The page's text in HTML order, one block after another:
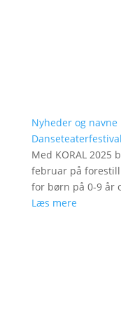
Nyheder og navne
Med KORAL 2025
februar på
for børn på 0-9 år
Læs mere